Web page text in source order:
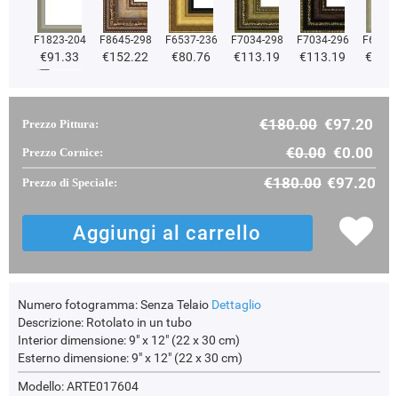
F1823-204
€91.33
F8645-298
€152.22
F6537-236
€80.76
F7034-298
€113.19
F7034-296
€113.19
F2833-204
€96.80
Prezzo Pittura: €180.00 €97.20
Prezzo Cornice: €0.00 €0.00
Prezzo di Speciale: €180.00 €97.20
Numero fotogramma:Senza Telaio Dettaglio
Descrizione: Rotolato in un tubo
Interior dimensione:9" x 12" (22 x 30 cm)
Esterno dimensione:9" x 12" (22 x 30 cm)
Modello: ARTE017604